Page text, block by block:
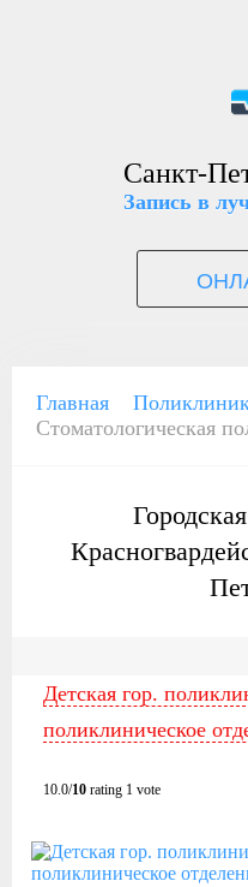
Санкт-
Запись в
Главная
Стоматологическая
Детская гор.
поликлиническое
10.0/10 rating 1 vote